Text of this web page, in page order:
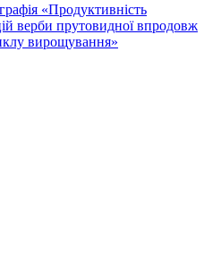
«Продуктивність
верби прутовидної впродовж
вирощування»